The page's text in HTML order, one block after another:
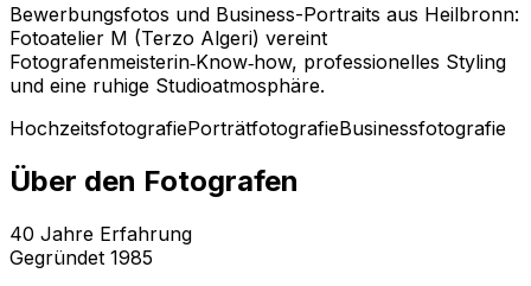
Bewerbungsfotos und Business-Portraits aus Heilbronn:
Fotoatelier M (Terzo Algeri) vereint
Fotografenmeisterin‑Know‑how, professionelles Styling
und eine ruhige Studioatmosphäre.
HochzeitsfotografiePorträtfotografieBusinessfotografie
Über den Fotografen
40 Jahre Erfahrung
Gegründet 1985